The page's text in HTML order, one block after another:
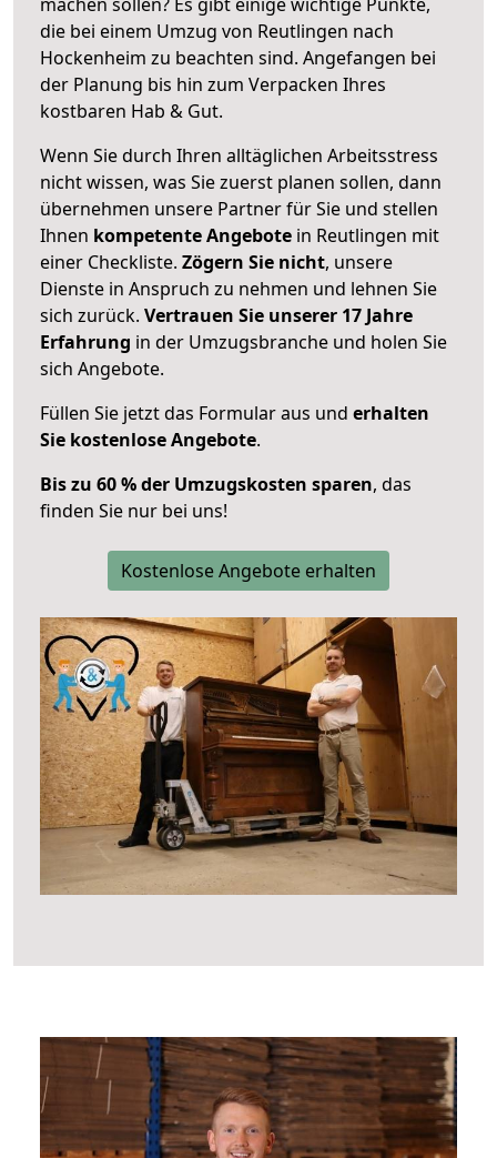
die bei einem Umzug von Reutlingen nach
Hockenheim zu beachten sind. Angefangen bei
der Planung bis hin zum Verpacken Ihres
kostbaren Hab & Gut.
Wenn Sie durch Ihren alltäglichen Arbeitsstress
nicht wissen, was Sie zuerst planen sollen, dann
übernehmen unsere Partner für Sie und stellen
Ihnen kompetente Angebote in Reutlingen mit
einer Checkliste. Zögern Sie nicht, unsere
Dienste in Anspruch zu nehmen und lehnen Sie
sich zurück. Vertrauen Sie unserer 17 Jahre
Erfahrung in der Umzugsbranche und holen Sie
sich Angebote.
Füllen Sie jetzt das Formular aus und erhalten
Sie kostenlose Angebote.
Bis zu 60 % der Umzugskosten sparen, das
finden Sie nur bei uns!
Kostenlose Angebote erhalten